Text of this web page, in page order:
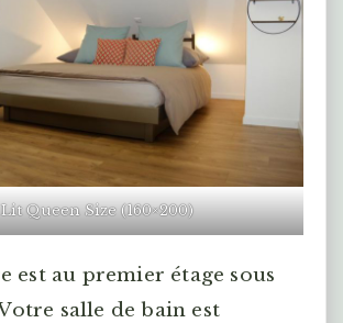
Lit Queen Size (160×200)
est au premier étage sous
salle de bain est